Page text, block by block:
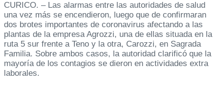
CURICO. – Las alarmas entre las autoridades de salud
una vez más se encendieron, luego que de confirmaran
dos brotes importantes de coronavirus afectando a las
plantas de la empresa Agrozzi, una de ellas situada en la
ruta 5 sur frente a Teno y la otra, Carozzi, en Sagrada
Familia. Sobre ambos casos, la autoridad clarificó que la
mayoría de los contagios se dieron en actividades extra
laborales.